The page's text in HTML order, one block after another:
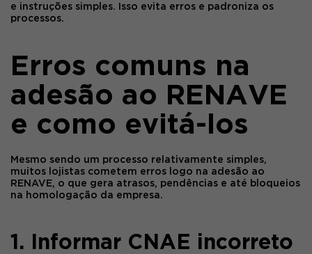
e instruções simples. Isso evita erros e padroniza os
processos.
Erros comuns na
adesão ao RENAVE
e como evitá-los
Mesmo sendo um processo relativamente simples,
muitos lojistas cometem erros logo na adesão ao
RENAVE, o que gera atrasos, pendências e até bloqueios
na homologação da empresa.
1. Informar CNAE incorreto